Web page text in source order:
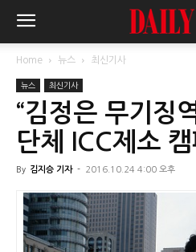
Home 뉴스 최신기사
뉴스 최신기사
“김정은 무기징
단체 ICC제소 캠
By 김지승 기자 - 2016.10.24 4:00 오후